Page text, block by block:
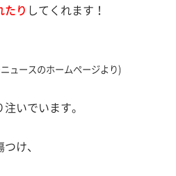
たり してくれます！
ュースのホームページより)
いでいます。
け、